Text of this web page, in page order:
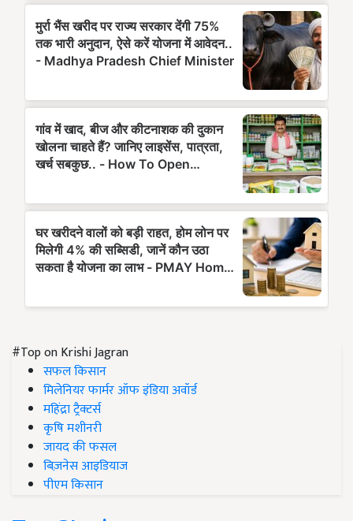
#Top on Krishi Jagran
सफल किसान
मिलेनियर फार्मर ऑफ इंडिया अवॉर्ड
महिंद्रा ट्रैक्टर्स
कृषि मशीनरी
जायद की फसल
बिज़नेस आइडियाज
पीएम किसान